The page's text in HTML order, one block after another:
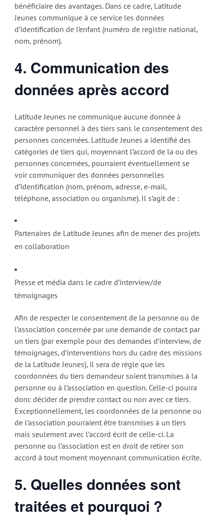
bénéficiaire des avantages. Dans ce cadre, Latitude
Jeunes communique à ce service les données
d’identification de l’enfant (numéro de registre national,
nom, prénom).
4. Communication des
données après accord
Latitude Jeunes ne communique aucune donnée à
caractère personnel à des tiers sans le consentement des
personnes concernées. Latitude Jeunes a identifié des
catégories de tiers qui, moyennant l’accord de la ou des
personnes concernées, pourraient éventuellement se
voir communiquer des données personnelles
d’identification (nom, prénom, adresse, e-mail,
téléphone, association ou organisme). Il s’agit de :
Partenaires de Latitude Jeunes afin de mener des projets
en collaboration
Presse et média dans le cadre d’interview/de
témoignages
Afin de respecter le consentement de la personne ou de
l’association concernée par une demande de contact par
un tiers (par exemple pour des demandes d’interview, de
témoignages, d’interventions hors du cadre des missions
de la Latitude Jeunes), il sera de règle que les
coordonnées du tiers demandeur soient transmises à la
personne ou à l’association en question. Celle-ci pourra
donc décider de prendre contact ou non avec ce tiers.
Exceptionnellement, les coordonnées de la personne ou
de l’association pourraient être transmises à un tiers
mais seulement avec l’accord écrit de celle-ci. La
personne ou l’association est en droit de retirer son
accord à tout moment moyennant communication écrite.
5. Quelles données sont
traitées et pourquoi ?